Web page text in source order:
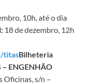
10h, até o dia
18 de dezembro, 12h
titasBilheteria
– ENGENHÃO
Oficinas, s/n –